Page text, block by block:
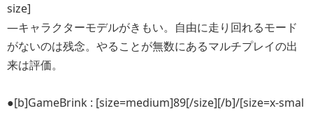
size]
―キャラクターモデルがきもい。自由に走り回れるモード
がないのは残念。やることが無数にあるマルチプレイの出
来は評価。
●[b]GameBrink : [size=medium]89[/size][/b]/[size=x-smal